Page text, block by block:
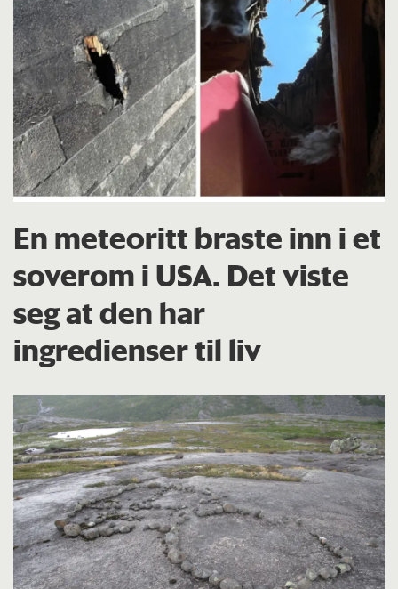
En meteoritt braste inn i et
soverom i USA. Det viste
seg at den har
ingredienser til liv